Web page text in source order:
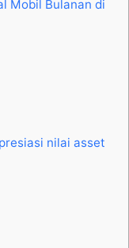
Mobil Bulanan di
nilai asset